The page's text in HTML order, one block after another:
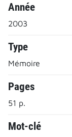
Année
2003
Type
Mémoire
Pages
51 p.
Mot-clé